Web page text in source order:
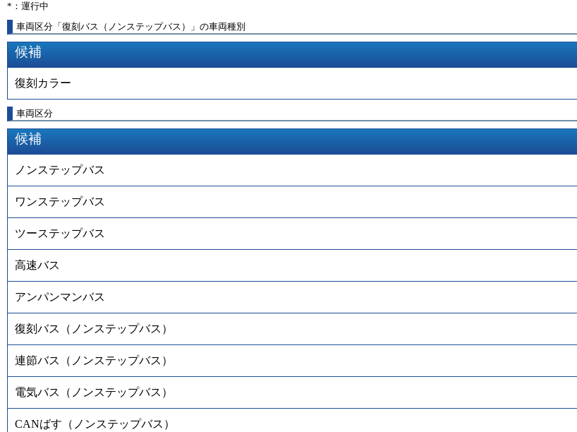
*：運行中
車両区分「復刻バス（ノンステップバス）」の車両種別
候補
復刻カラー
車両区分
候補
ノンステップバス
ワンステップバス
ツーステップバス
高速バス
アンパンマンバス
復刻バス（ノンステップバス）
連節バス（ノンステップバス）
電気バス（ノンステップバス）
CANばす（ノンステップバス）